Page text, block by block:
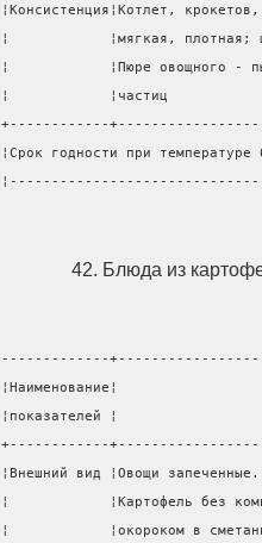
¦Консистенция¦Котлет,
¦            ¦мягкая, плотная;
¦            ¦Пюре овощного -
¦            ¦частиц
+------------
¦Срок годности при
42. Блюда из
-------------
¦Наименование¦
¦показателей ¦
+------------
¦Внешний вид ¦Овощи
¦            ¦Картофель без
¦            ¦окороком в